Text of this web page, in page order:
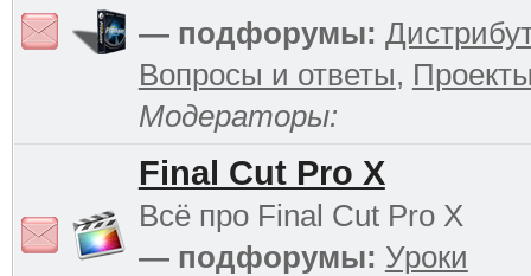
— подфорумы:
Вопросы и ответы,
Модераторы:
Final Cut Pro X
Всё про Final Cut Pro X
— подфорумы: Уроки